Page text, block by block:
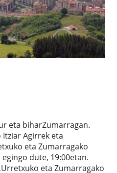
eta biharZumarragan.
Itziar Agirrek eta
eta Zumarragako
dute, 19:00etan.
eta Zumarragako